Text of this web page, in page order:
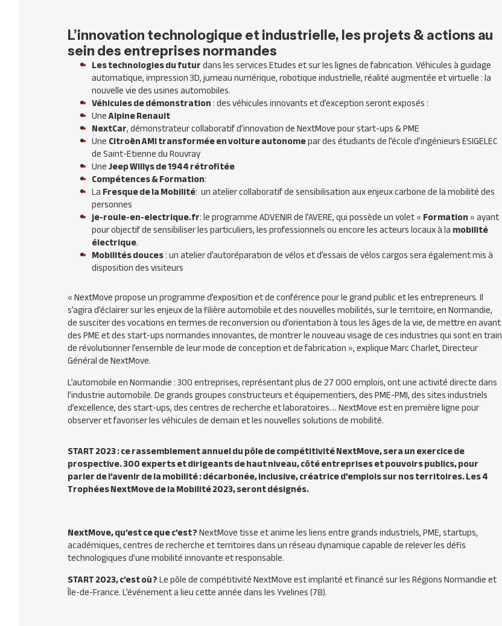
L’innovation technologique et industrielle, les projets & actions au
sein des entreprises normandes
Les technologies du futurdans les services Etudes et sur les lignes de fabrication. Véhicules à guidage
automatique, impression 3D, jumeau numérique, robotique industrielle, réalité augmentée et virtuelle : la
nouvelle vie des usines automobiles.
Véhicules de démonstration: des véhicules innovants et d’exception seront exposés :
UneAlpine Renault
NextCar, démonstrateur collaboratif d’innovation de NextMove pour start-ups & PME
UneCitroën AMI transformée en voiture autonomepar des étudiants de l’école d’ingénieurs ESIGELEC
de Saint-Etienne du Rouvray
UneJeep Willys de 1944 rétrofitée
Compétences & Formation:
LaFresque de la Mobilité: un atelier collaboratif de sensibilisation aux enjeux carbone de la mobilité des
personnes
je-roule-en-electrique.fr: le programme ADVENIR de l’AVERE, qui possède un volet «Formation» ayant
pour objectif de sensibiliser les particuliers, les professionnels ou encore les acteurs locaux à lamobilité
électrique.
Mobilités douces: un atelier d’autoréparation de vélos et d’essais de vélos cargos sera également mis à
disposition des visiteurs
«NextMove propose un programme d’exposition et de conférence pour le grand public et les entrepreneurs. Il
s’agira d’éclairer sur les enjeux de la filière automobile et des nouvelles mobilités, sur le territoire, en Normandie,
de susciter des vocations en termes de reconversion ou d’orientation à tous les âges de la vie, de mettre en avant
des PME et des start-ups normandes innovantes, de montrer le nouveau visage de ces industries qui sont en train
de révolutionner l’ensemble de leur mode de conception et de fabrication», explique Marc Charlet, Directeur
Général de NextMove.
L’automobile en Normandie : 300 entreprises, représentant plus de 27 000 emplois, ont une activité directe dans
l’industrie automobile. De grands groupes constructeurs et équipementiers, des PME-PMI, des sites industriels
d’excellence, des start-ups, des centres de recherche et laboratoires…. NextMove est en première ligne pour
observer et favoriser les véhicules de demain et les nouvelles solutions de mobilité.
START 2023 : ce rassemblement annuel du pôle de compétitivité NextMove, sera un exercice de
prospective. 300 experts et dirigeants de haut niveau, côté entreprises et pouvoirs publics, pour
parler de l’avenir de la mobilité : décarbonée, inclusive, créatrice d’emplois sur nos territoires. Les 4
Trophées NextMove de la Mobilité 2023, seront désignés.
NextMove, qu’est ce que c’est ?NextMove tisse et anime les liens entre grands industriels, PME, startups,
académiques, centres de recherche et territoires dans un réseau dynamique capable de relever les défis
technologiques d’une mobilité innovante et responsable.
START 2023, c’est où ?Le pôle de compétitivité NextMove est implanté et financé sur les Régions Normandie et
Île-de-France. L’événement a lieu cette année dans les Yvelines (78).